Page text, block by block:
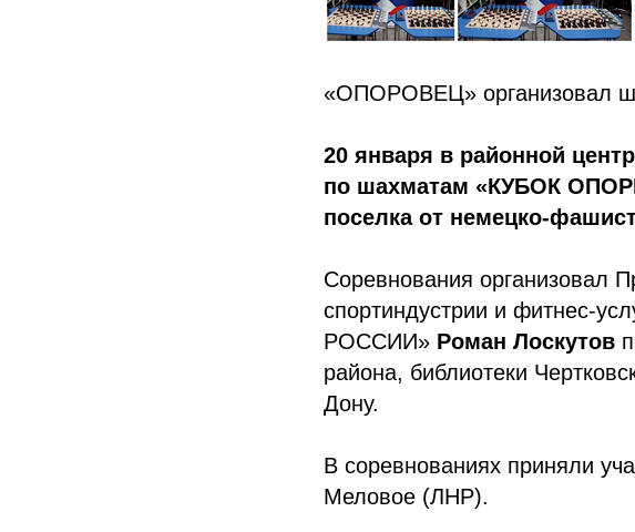
«ОПОРОВЕЦ» организовал
20 января в районной
по шахматам «КУБОК
поселка от немецко-
Соревнования организовал
спортиндустрии и фитнес-
РОССИИ» Роман Лоскутов
района, библиотеки
Дону.
В соревнованиях приняли
Меловое (ЛНР).